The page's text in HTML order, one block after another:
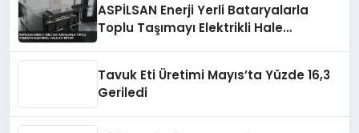
ASPİLSAN Enerji Yerli Bataryalarla
Toplu Taşımayı Elektrikli Hale
Tavuk Eti Üretimi Mayıs’ta Yüzde 16,3
Geriledi